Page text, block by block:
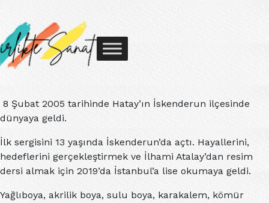
8 Şubat 2005 tarihinde Hatay’ın İskenderun ilçesinde
dünyaya geldi.
İlk sergisini 13 yaşında İskenderun’da açtı. Hayallerini,
hedeflerini gerçekleştirmek ve İlhami Atalay’dan resim
dersi almak için 2019’da İstanbul’a lise okumaya geldi.
Yağlıboya, akrilik boya, sulu boya, karakalem, kömür